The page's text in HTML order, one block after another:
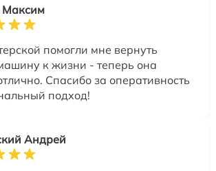
помогли мне вернуть
к жизни - теперь она
Спасибо за оперативность
подход!
Андрей